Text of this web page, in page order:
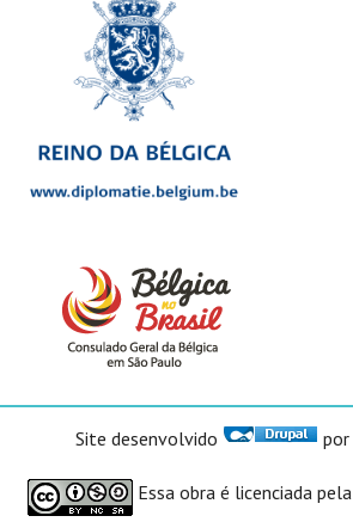
Site desenvolvido por
Essa obra é licenciada pela